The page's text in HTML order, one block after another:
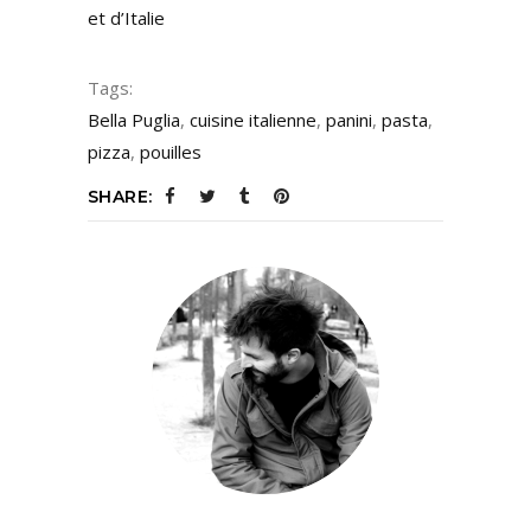
et d’Italie
Tags:
Bella Puglia, cuisine italienne, panini, pasta,
pizza, pouilles
SHARE: